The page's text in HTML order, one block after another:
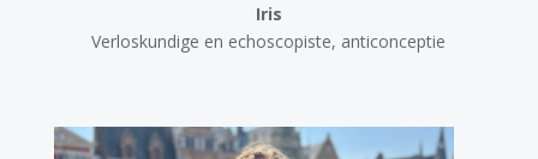
Iris
Verloskundige en echoscopiste, anticonceptie